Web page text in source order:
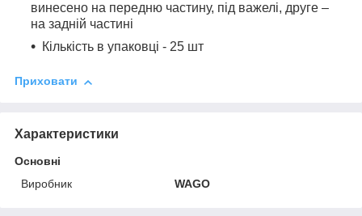
винесено на передню частину, під важелі, друге –
на задній частині
Кількість в упаковці - 25 шт
Приховати
Характеристики
Основні
Виробник
WAGO